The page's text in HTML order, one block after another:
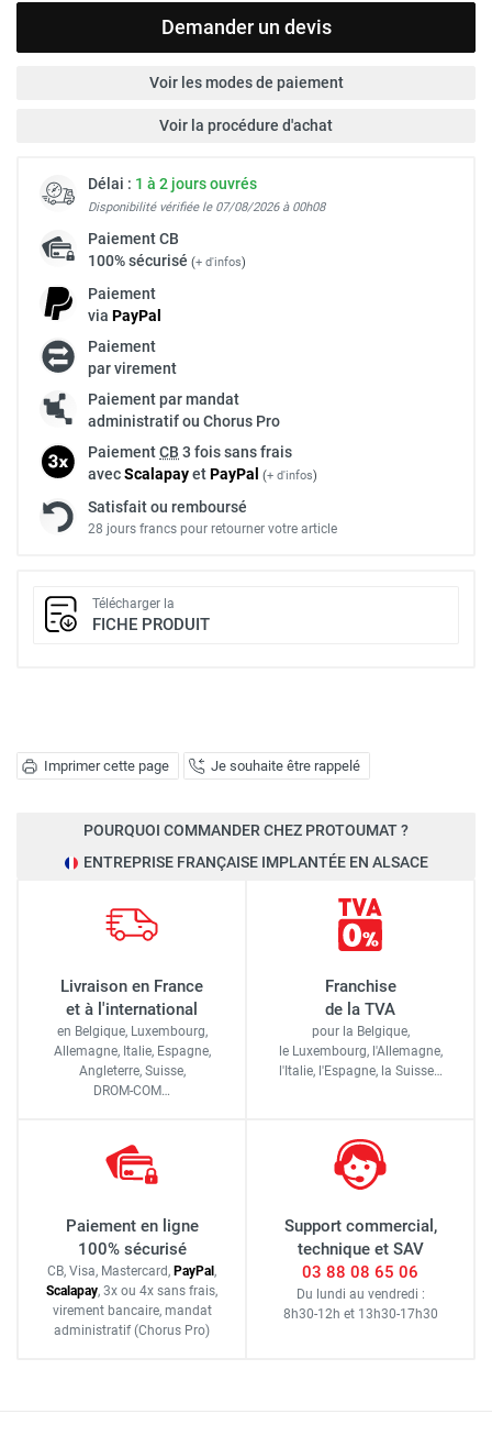
Imprimer cette page Je souhaite être rappelé
Demander un devis
Voir les modes de paiement
Voir la procédure d'achat
Délai : 1 à 2 jours ouvrés
Disponibilité vérifiée le 07/08/2026 à 00h08
PaiementCB
100% sécurisé (+ d'infos)
Paiement
via PayPal
Paiement
par virement
Paiement par mandat
administratif ou Chorus Pro
PaiementCB 3 fois sans frais
avecScalapayetPayPal (+ d'infos)
Satisfait ou remboursé
28 jours francs pour retourner votre article
Télécharger la
FICHE PRODUIT
POURQUOI COMMANDER CHEZ PROTOUMAT ?
ENTREPRISE FRANÇAISE IMPLANTÉE EN ALSACE
Livraison en France
et à l'international
en Belgique, Luxembourg,
Allemagne, Italie, Espagne,
Angleterre, Suisse,
DROM-COM…
Franchise
de la TVA
pour la Belgique,
le Luxembourg, l'Allemagne,
l'Italie, l'Espagne, la Suisse…
Paiement en ligne
100% sécurisé
CB, Visa, Mastercard, PayPal ,
Scalapay, 3x ou 4x sans frais,
virement bancaire, mandat
administratif (Chorus Pro)
Support commercial,
technique et SAV
03 88 08 65 06
Du lundi au vendredi :
8h30-12h et 13h30-17h30